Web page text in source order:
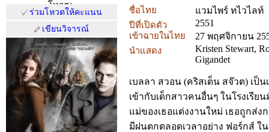
โหวต)
ร่วมโหวตให้คะแนน
เขียนวิจารณ์
ชื่อไทย แวมไพร์ ทไวไลท์
ปีที่เปิดตัว 2551
เข้าฉายในไทย 27 พฤศจิกายน
นำแสดง
Kristen Stewart,
Gigandet
เบลลา สวอน (คริสเต็น สจ๊วต) เป็
เข้ากับเด็กสาวคนอื่นๆ ในโรงเรีย
แม่ของเธอแต่งงานใหม่ เธอถูกส่
มีฝนตกตลอดเวลาอย่าง ฟอร์กส์ ใ